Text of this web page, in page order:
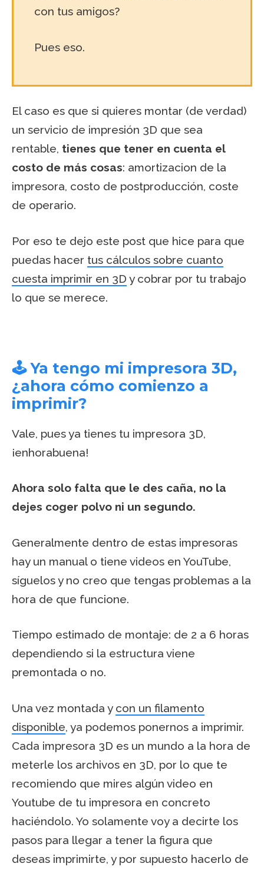
con tus amigos?
Pues eso.
El caso es que si quieres montar (de verdad)
un servicio de impresión 3D que sea
rentable, tienes que tener en cuenta el
costo de más cosas: amortizacion de la
impresora, costo de postproducción, coste
de operario.
Por eso te dejo este post que hice para que
puedas hacer tus cálculos sobre cuanto
cuesta imprimir en 3D y cobrar por tu trabajo
lo que se merece.
🕹️ Ya tengo mi impresora 3D,
¿ahora cómo comienzo a
imprimir?
Vale, pues ya tienes tu impresora 3D,
¡enhorabuena!
Ahora solo falta que le des caña, no la
dejes coger polvo ni un segundo.
Generalmente dentro de estas impresoras
hay un manual o tiene videos en YouTube,
síguelos y no creo que tengas problemas a la
hora de que funcione.
Tiempo estimado de montaje: de 2 a 6 horas
dependiendo si la estructura viene
premontada o no.
Una vez montada y con un filamento
disponible, ya podemos ponernos a imprimir.
Cada impresora 3D es un mundo a la hora de
meterle los archivos en 3D, por lo que te
recomiendo que mires algún video en
Youtube de tu impresora en concreto
haciéndolo. Yo solamente voy a decirte los
pasos para llegar a tener la figura que
deseas imprimirte, y por supuesto hacerlo de